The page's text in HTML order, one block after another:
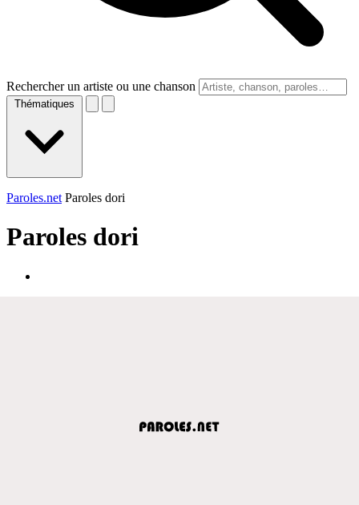
Rechercher un artiste ou une chanson
Thématiques
Paroles.net Paroles dori
Paroles dori